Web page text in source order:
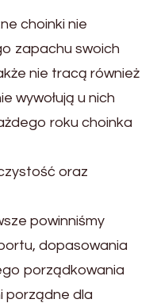
choinki nie
zapachu swoich
nie tracą również
wywołują u nich
roku choinka
oraz
powinniśmy
dopasowania
porządkowania
porządne dla